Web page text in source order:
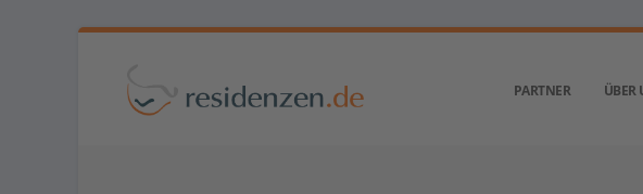
PARTNER ÜBER